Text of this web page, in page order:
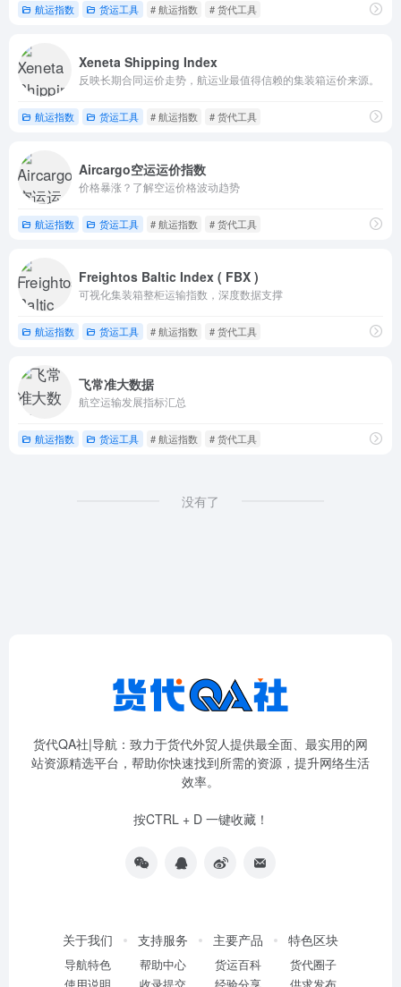
航运指数 货运工具 # 航运指数 # 货代工具
Xeneta Shipping Index
反映长期合同运价走势，航运业最值得信赖的集装箱运价来源。
航运指数 货运工具 # 航运指数 # 货代工具
Aircargo空运运价指数
价格暴涨？了解空运价格波动趋势
航运指数 货运工具 # 航运指数 # 货代工具
Freightos Baltic Index ( FBX )
可视化集装箱整柜运输指数，深度数据支撑
航运指数 货运工具 # 航运指数 # 货代工具
飞常准大数据
航空运输发展指标汇总
航运指数 货运工具 # 航运指数 # 货代工具
没有了
货代QA社|导航：致力于货代外贸人提供最全面、最实用的网
站资源精选平台，帮助你快速找到所需的资源，提升网络生活
效率。
按CTRL + D 一键收藏！
关于我们
导航特色
支持服务
帮助中心
主要产品
货运百科
特色区块
货代圈子